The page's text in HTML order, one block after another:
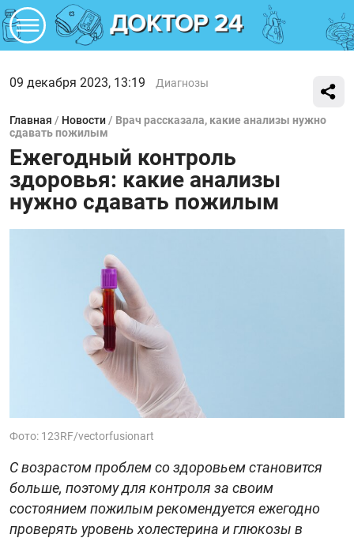
09 декабря 2023, 13:19 Диагнозы
Главная / Новости / Врач рассказала, какие анализы нужно
сдавать пожилым
Ежегодный контроль
здоровья: какие анализы
нужно сдавать пожилым
Фото: 123RF/vectorfusionart
С возрастом проблем со здоровьем становится
больше, поэтому для контроля за своим
состоянием пожилым рекомендуется ежегодно
проверять уровень холестерина и глюкозы в